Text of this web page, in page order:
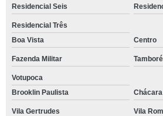
Residencial Seis
Residencial Três
Boa Vista
Centro
Fazenda Militar Tamboré
Votupoca
Brooklin Paulista
Vila Gertrudes
Vila